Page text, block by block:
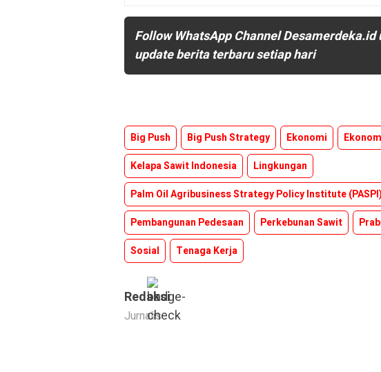
Follow WhatsApp Channel Desamerdeka.id
update berita terbaru setiap hari
Big Push Big Push Strategy Ekonomi
Kelapa Sawit Indonesia
Lingkungan
Palm Oil Agribusiness Strategy Policy Institute (PASPI)
Pembangunan Pedesaan
Perkebunan Sawit
Sosial
Tenaga Kerja
Redaksi
Jurnalis